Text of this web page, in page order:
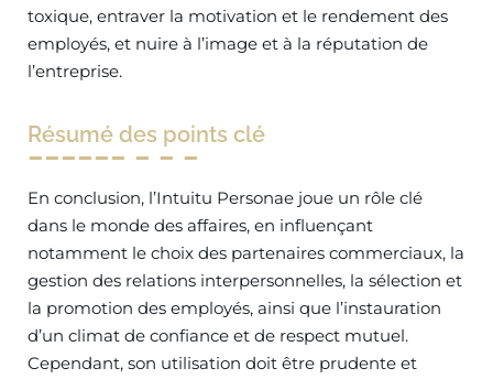
toxique, entraver la motivation et le rendement des
employés, et nuire à l’image et à la réputation de
l’entreprise.
Résumé des points clé
En conclusion, l’Intuitu Personae joue un rôle clé
dans le monde des affaires, en influençant
notamment le choix des partenaires commerciaux, la
gestion des relations interpersonnelles, la sélection et
la promotion des employés, ainsi que l’instauration
d’un climat de confiance et de respect mutuel.
Cependant, son utilisation doit être prudente et